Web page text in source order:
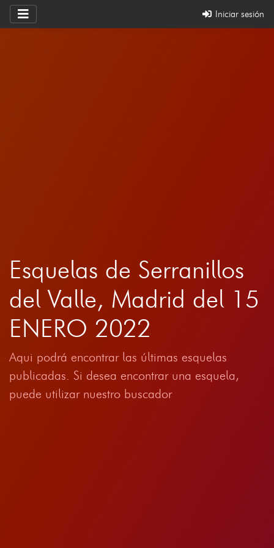
Iniciar sesión
Esquelas de Serranillos
del Valle, Madrid del 15
ENERO 2022
Aqui podrá encontrar las últimas esquelas
publicadas. Si desea encontrar una esquela,
puede utilizar nuestro buscador